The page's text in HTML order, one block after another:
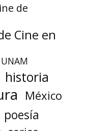
de
Cine en
historia
México
poesía